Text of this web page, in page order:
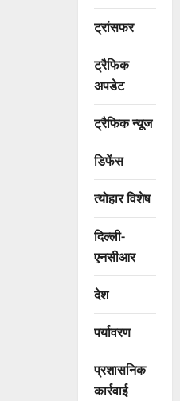
ट्रांसफर
ट्रैफिक
अपडेट
ट्रैफिक न्यूज
डिफेंस
त्योहार विशेष
दिल्ली-
एनसीआर
देश
पर्यावरण
प्रशासनिक
कार्रवाई